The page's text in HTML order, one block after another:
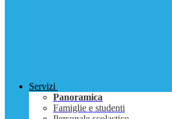
Servizi
Panoramica
Famiglie e studenti